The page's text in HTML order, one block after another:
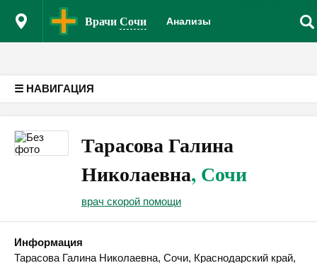
ВрачиСочи Анализы
☰ НАВИГАЦИЯ
Тарасова Галина
Николаевна, Сочи
врач скорой помощи
Информация
Тарасова Галина Николаевна, Сочи, Краснодарский край,